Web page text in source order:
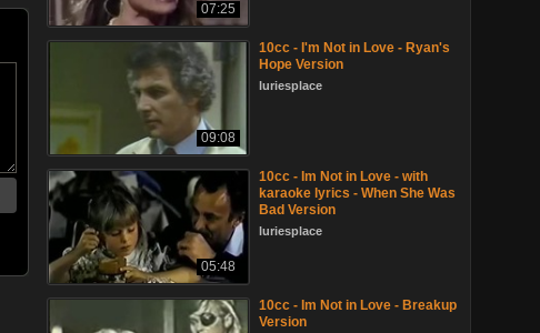
07:25
09:08
10cc - I'm Not in Love - Ryan's
Hope Version
luriesplace
05:48
10cc - Im Not in Love - with
karaoke lyrics - When She Was
Bad Version
luriesplace
10cc - Im Not in Love - Breakup
Version